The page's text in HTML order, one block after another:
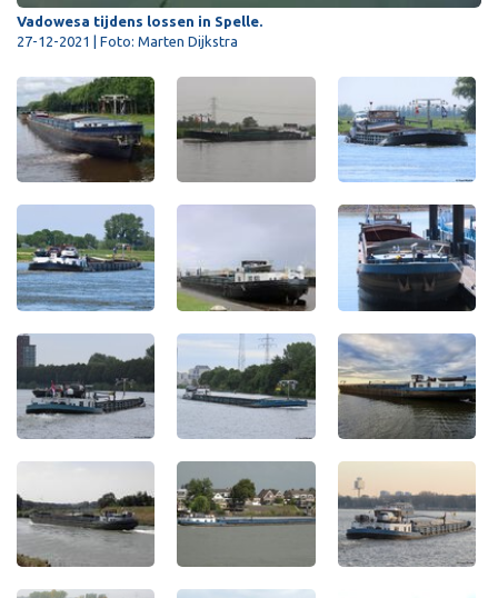
Vadowesa tijdens lossen in Spelle.
27-12-2021 | Foto: Marten Dijkstra